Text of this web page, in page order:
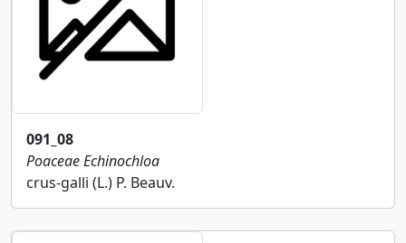
091_08
PoaceaeEchinochloa
crus-galli (L.) P. Beauv.